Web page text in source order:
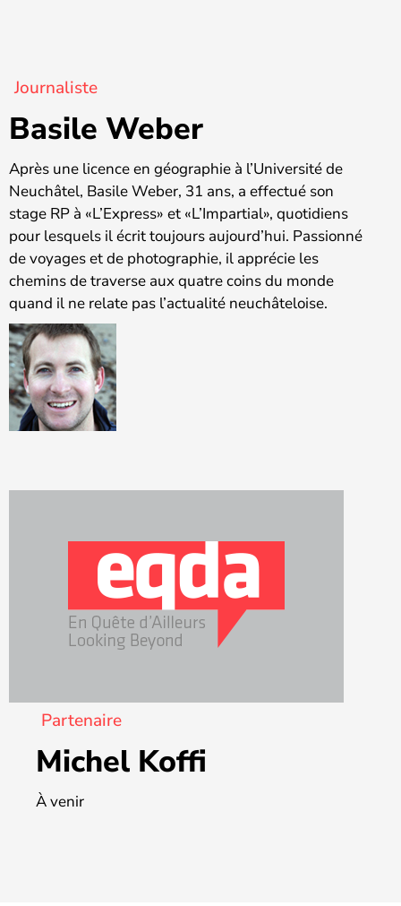
Journaliste
Basile Weber
Après une licence en géographie à l’Université de
Neuchâtel, Basile Weber, 31 ans, a effectué son
stage RP à «L’Express» et «L’Impartial», quotidiens
pour lesquels il écrit toujours aujourd’hui. Passionné
de voyages et de photographie, il apprécie les
chemins de traverse aux quatre coins du monde
quand il ne relate pas l’actualité neuchâteloise.
Partenaire
Michel Koffi
À venir